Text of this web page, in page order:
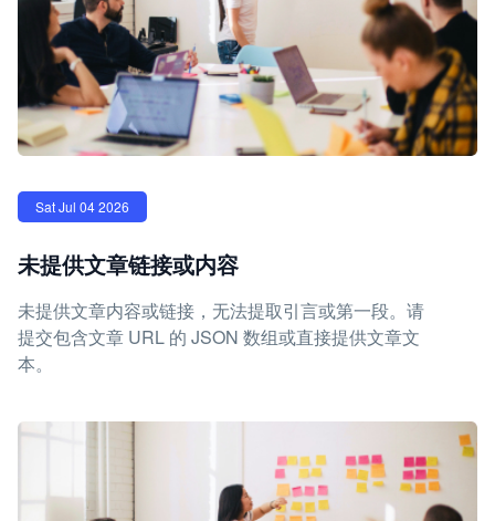
Sat Jul 04 2026
未提供文章链接或内容
未提供文章内容或链接，无法提取引言或第一段。请
提交包含文章 URL 的 JSON 数组或直接提供文章文
本。